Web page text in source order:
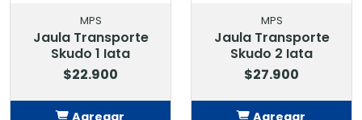
MPS
Jaula Transporte
Skudo 1 Iata
$22.900
MPS
Jaula Transporte
Skudo 2 Iata
$27.900